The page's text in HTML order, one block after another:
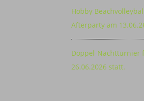
Hobby
Afterparty am
Doppel-Nachtturnier
26.06.2026 statt.